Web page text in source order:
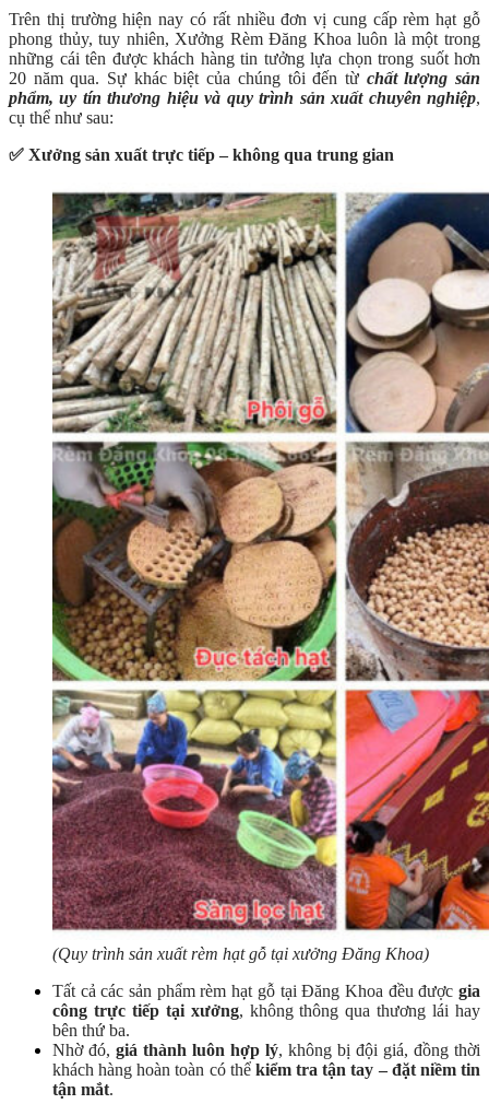
Trên thị trường hiện nay có rất nhiều đơn vị cung cấp rèm hạt gỗ
phong thủy, tuy nhiên, Xưởng Rèm Đăng Khoa luôn là một trong
những cái tên được khách hàng tin tưởng lựa chọn trong suốt hơn
20 năm qua. Sự khác biệt của chúng tôi đến từ chất lượng sản
phẩm, uy tín thương hiệu và quy trình sản xuất chuyên nghiệp,
cụ thể như sau:
✅ Xưởng sản xuất trực tiếp – không qua trung gian
(Quy trình sản xuất rèm hạt gỗ tại xưởng Đăng Khoa)
Tất cả các sản phẩm rèm hạt gỗ tại Đăng Khoa đều được gia
công trực tiếp tại xưởng, không thông qua thương lái hay
bên thứ ba.
Nhờ đó, giá thành luôn hợp lý, không bị đội giá, đồng thời
khách hàng hoàn toàn có thể kiểm tra tận tay – đặt niềm tin
tận mắt.